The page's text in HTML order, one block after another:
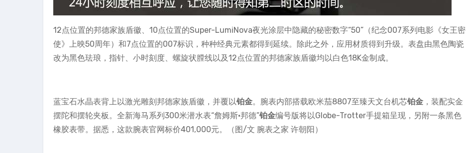
12点位置的邦德家族盾徽、10点位置的Super-LumiNova夜光涂层中隐藏的秘密数字“50”（纪念007系列电影《女王密
使》上映50周年）和7点位置的007标识，种种经典元素都得到延续。除此之外，应用材质得到升级。表盘由黑色陶瓷
改为黑色珐琅，指针、小时刻度、螺旋状膛线以及12点位置的邦德家族盾徽均以白色18K金制成。
蓝宝石水晶表背上以激光雕刻邦德家族盾徽，并覆以铂金。腕表内部搭载欧米茄8807至臻天文台机芯铂金 ，装配实金
摆陀和摆轮夹板。全新海马系列300米潜水表“詹姆斯·邦德”铂金编号版将以Globe-Trotter手提箱呈现，另附一条黑色
橡胶表带。据悉，这款腕表官网标价401,000元。（图/文 腕表之家 许朝阳）